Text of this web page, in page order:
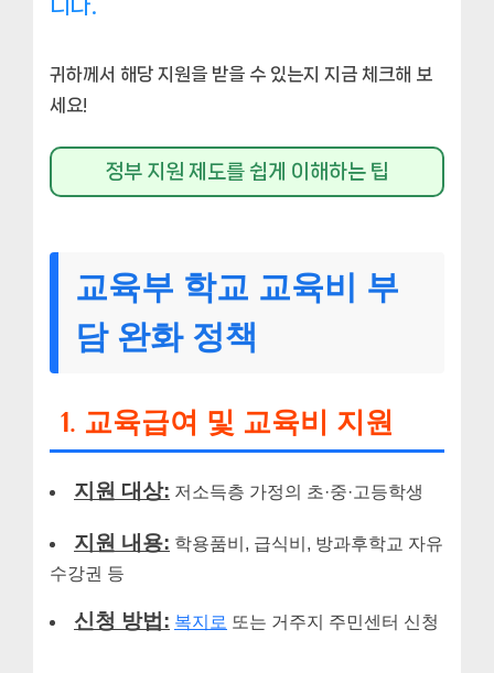
니다.
귀하께서 해당 지원을 받을 수 있는지 지금 체크해 보
세요!
정부 지원 제도를 쉽게 이해하는 팁
교육부 학교 교육비 부
담 완화 정책
1. 교육급여 및 교육비 지원
지원 대상: 저소득층 가정의 초·중·고등학생
지원 내용: 학용품비, 급식비, 방과후학교 자유
수강권 등
신청 방법: 복지로 또는 거주지 주민센터 신청